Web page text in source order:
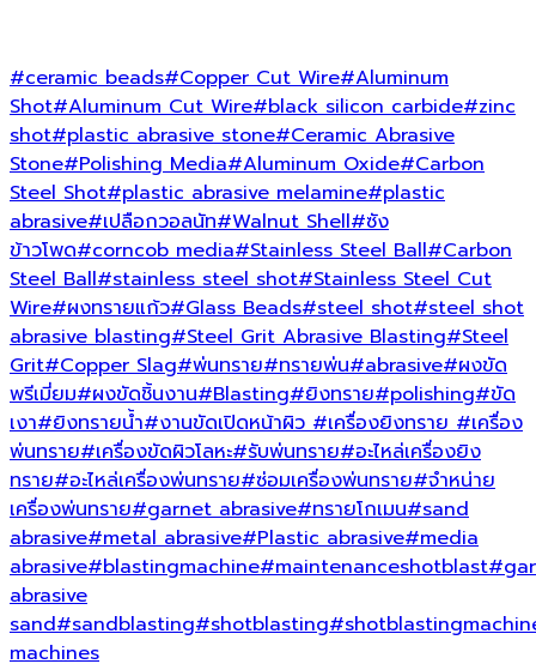
#ceramic beads#Copper Cut Wire#Aluminum
Shot#Aluminum Cut Wire#black silicon carbide#zinc
shot#plastic abrasive stone#Ceramic Abrasive
Stone#Polishing Media#Aluminum Oxide#Carbon
Steel Shot#plastic abrasive melamine#plastic
abrasive#เปลือกวอลนัท#Walnut Shell#ซัง
ข้าวโพด#corncob media#Stainless Steel Ball#Carbon
Steel Ball#stainless steel shot#Stainless Steel Cut
Wire#ผงทรายแก้ว#Glass Beads#steel shot#steel shot
abrasive blasting#Steel Grit Abrasive Blasting#Steel
Grit#Copper Slag#พ่นทราย#ทรายพ่น#abrasive#ผงขัด
พรีเมี่ยม#ผงขัดชิ้นงาน#Blasting#ยิงทราย#polishing#ขัด
เงา#ยิงทรายน้ำ#งานขัดเปิดหน้าผิว#เครื่องยิงทราย#เครื่อง
พ่นทราย#เครื่องขัดผิวโลหะ#รับพ่นทราย#อะไหล่เครื่องยิง
ทราย#อะไหล่เครื่องพ่นทราย#ซ่อมเครื่องพ่นทราย#จำหน่าย
เครื่องพ่นทราย#garnet abrasive#ทรายโกเมน#sand
abrasive#metal abrasive#Plastic abrasive#media
abrasive#blastingmachine#maintenanceshotblast
abrasive
sand#sandblasting#shotblasting
machines